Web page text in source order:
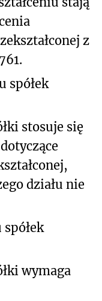
z
spółek
stosuje się
działu nie
wymaga